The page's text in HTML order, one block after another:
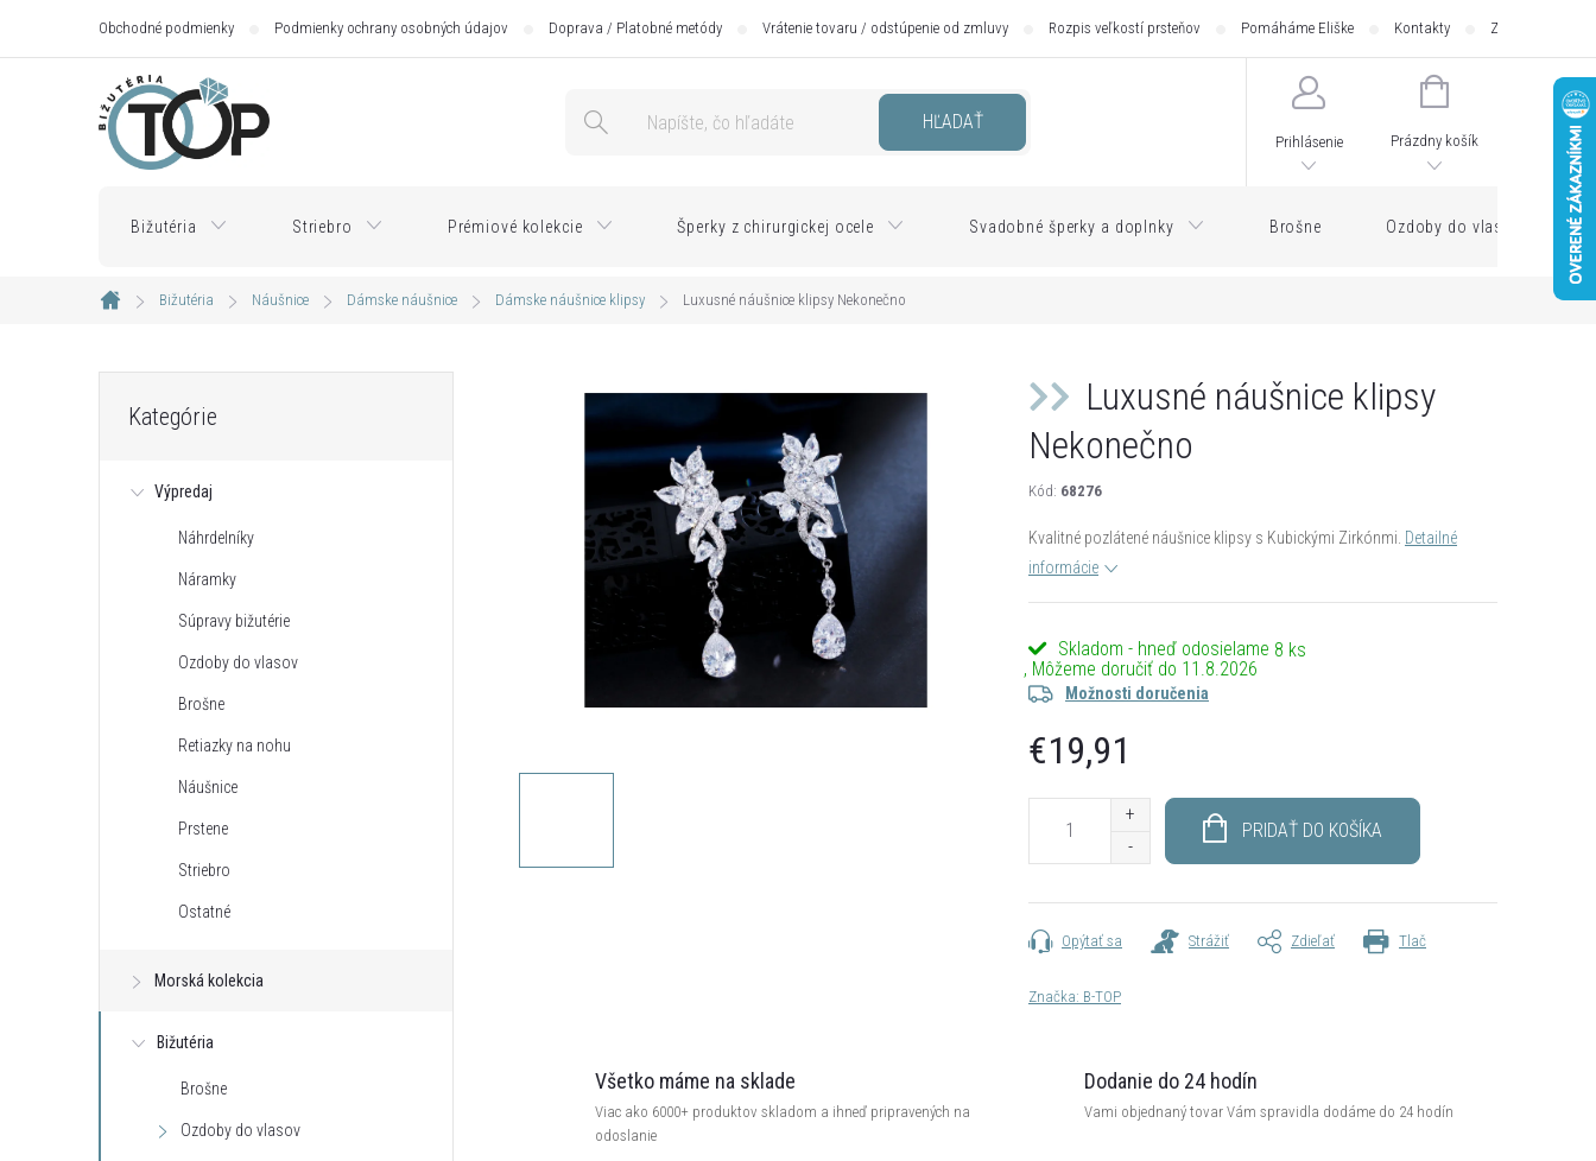
Obchodné podmienky Podmienky ochrany osobných údajov Doprava / Platobné metódy Vrátenie tovaru / odstúpenie od zmluvy Rozpis veľkostí prsteňov Pomáháme Eliške Kontakty Zásilkovna -
HĽADAŤ
Prihlásenie
NÁKUPNÝ
Prázdny košík
Bižutéria Striebro Prémiové kolekcie Šperky z chirurgickej ocele Svadobné šperky a doplnky Brošne Ozdoby do vlasov
Domov
Bižutéria Náušnice Dámske náušnice Dámske náušnice klipsy Luxusné náušnice klipsy Nekonečno
kategórie
Kategórie
Výpredaj
Náhrdelníky
Náramky
Súpravy bižutérie
Ozdoby do vlasov
Brošne
Retiazky na nohu
Náušnice
Prstene
Striebro
Ostatné
Morská kolekcia
Bižutéria
Brošne
Ozdoby do vlasov
Luxusné náušnice klipsy
Nekonečno
Kód: 68276
Kvalitné pozlátené náušnice klipsy s Kubickými Zirkónmi. Detailné
informácie
Skladom - hneď odosielame 8 ks
11.8.2026
Možnosti doručenia
€19,91
PRIDAŤ DO KOŠÍKA
Tlač
Opýtať sa Strážiť Zdieľať
Značka: B-TOP
Všetko máme na sklade
Viac ako 6000+ produktov skladom a ihneď pripravených na
odoslanie
Dodanie do 24 hodín
Vami objednaný tovar Vám spravidla dodáme do 24 hodín